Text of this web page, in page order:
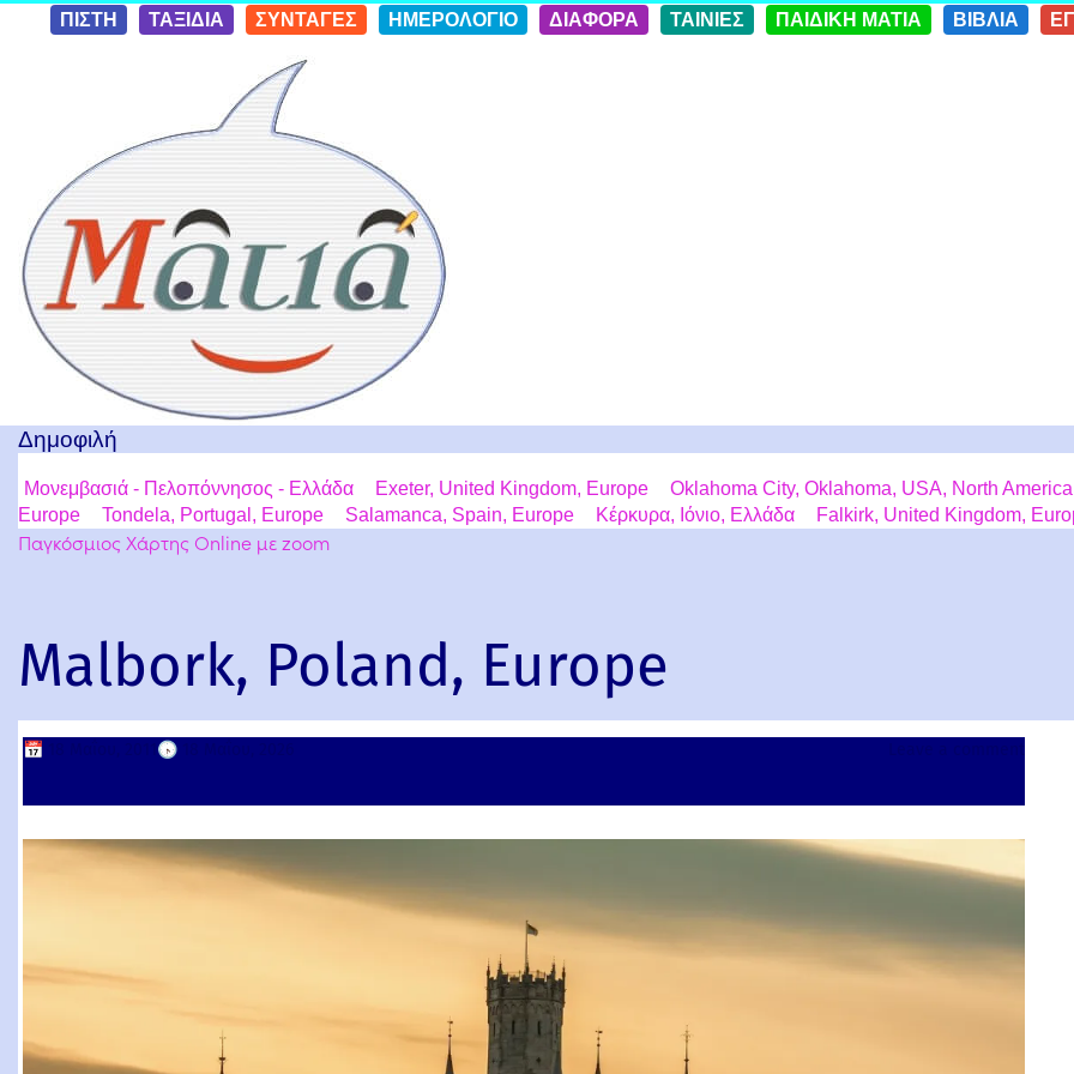
Skip to
conten
ΠΙΣΤΗ ΤΑΞΙΔΙΑ ΣΥΝΤΑΓΕΣ ΗΜΕΡΟΛΟΓΙΟ ΔΙΑΦΟΡΑ ΤΑΙΝΙΕΣ ΠΑΙΔΙΚΗ ΜΑΤΙΑ ΒΙΒΛΙΑ
Δημοφιλή
Μονεμβασιά - Πελοπόννησος - Ελλάδα Exeter, United Kingdom, Europe Oklahoma City, Oklahoma, USA, North America
Europe
Tondela, Portugal, Europe Salamanca, Spain, Europe Κέρκυρα, Ιόνιο, Ελλάδα Falkirk, United Kingdom,
Παγκόσμιος Χάρτης Online με zoom
Malbork, Poland, Europe
📅 🕟